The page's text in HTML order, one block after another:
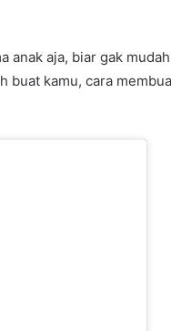
anak aja, biar gak
buat kamu, cara